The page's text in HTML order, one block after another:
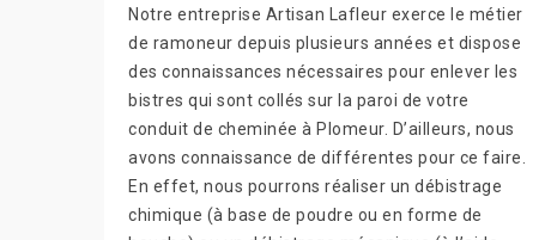
Notre entreprise Artisan Lafleur exerce le métier
de ramoneur depuis plusieurs années et dispose
des connaissances nécessaires pour enlever les
bistres qui sont collés sur la paroi de votre
conduit de cheminée à Plomeur. D’ailleurs, nous
avons connaissance de différentes pour ce faire.
En effet, nous pourrons réaliser un débistrage
chimique (à base de poudre ou en forme de